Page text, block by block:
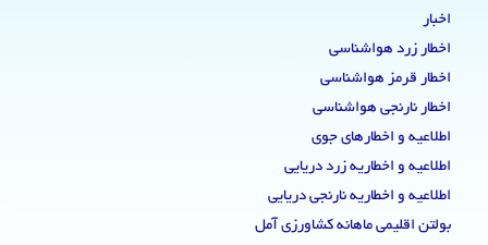
اخبار
اخطار زرد هواشناسی
اخطار قرمز هواشناسی
اخطار نارنجی هواشناسی
اطلاعیه و اخطارهای جوی
اطلاعیه و اخطاریه زرد دریایی
اطلاعیه و اخطاریه نارنجی دریایی
بولتن اقلیمی ماهانه کشاورزی آمل